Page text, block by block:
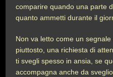
comparire quando una parte
quanto ammetti durante il
Non va letto come un segnale
piuttosto, una richiesta di
ti svegli spesso in ansia, se
accompagna anche da